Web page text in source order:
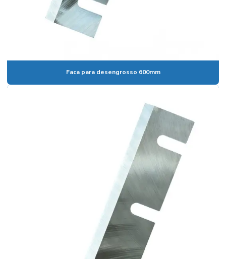
Serra circular para desdobro de toras
Serra circular disco grande
Serra circular grande 220vFaca para desengrosso 600mm